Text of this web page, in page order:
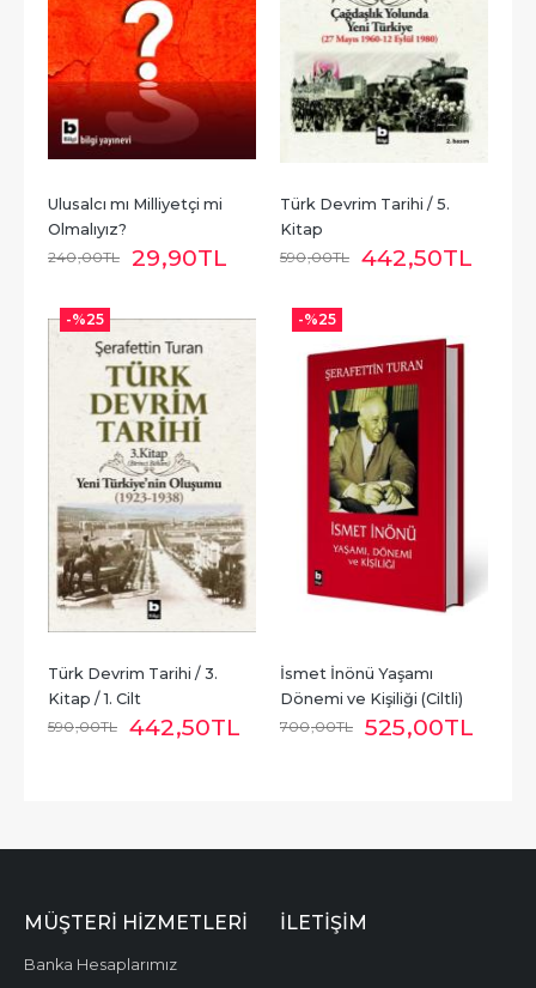
Ulusalcı mı Milliyetçi mi
Olmalıyız?
240,00TL 29,90TL
Türk Devrim Tarihi / 5.
Kitap
590,00TL 442,50TL
-%25
Türk Devrim Tarihi / 3.
Kitap / 1. Cilt
590,00TL 442,50TL
-%25
İsmet İnönü Yaşamı
Dönemi ve Kişiliği (Ciltli)
700,00TL 525,00TL
MÜŞTERI HIZMETLERI
Banka Hesaplarımız
İLETIŞIM